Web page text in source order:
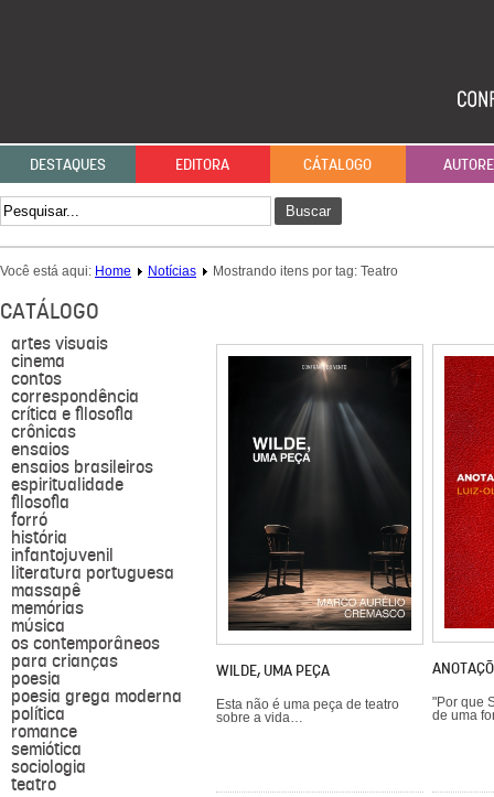
DESTAQUES EDITORA CÁTALOGO
Buscar
Você está aqui: Home Notícias Mostrando itens por tag: Teatro
CATÁLOGO
artes visuais
cinema
contos
correspondência
crítica e filosofia
crônicas
ensaios
ensaios brasileiros
espiritualidade
filosofia
forró
história
infantojuvenil
literatura portuguesa
massapê
memórias
música
os contemporâneos
para crianças
poesia
poesia grega moderna
política
romance
semiótica
sociologia
teatro
WILDE, UMA PEÇA
Esta não é uma peça de teatro
sobre a vida…
"Por que
de uma